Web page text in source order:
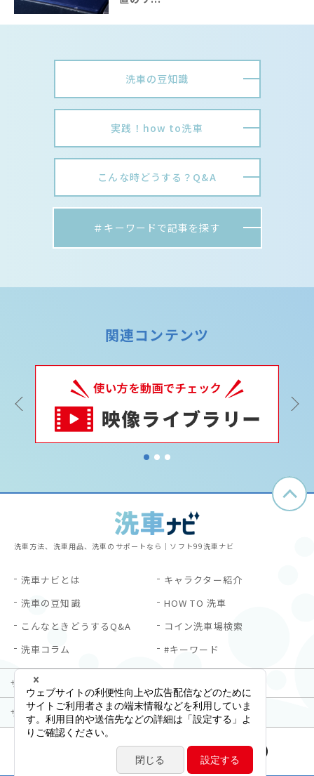
洗車の豆知識
実践！how to洗車
こんな時どうする？Q&A
＃キーワードで記事を探す
関連コンテンツ
Previous
1 2
洗車方法、洗車用品、洗車のサポートなら｜ソフト99洗車ナビ
洗車ナビとは
キャラクター紹介
洗車の豆知識
HOW TO 洗車
こんなときどうするQ&A
コイン洗車場検索
洗車コラム
#キーワード
サイトご利用にあたって
サイトマップ お問い合わせ